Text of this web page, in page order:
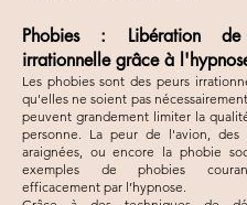
Phobies : Libération
irrationnelle grâce à
Les phobies sont des peurs
qu'elles ne soient pas
peuvent grandement limiter la
personne. La peur de l'avion, des
araignées, ou encore la phobie
exemples de phobies
efficacement par l’hypnose.